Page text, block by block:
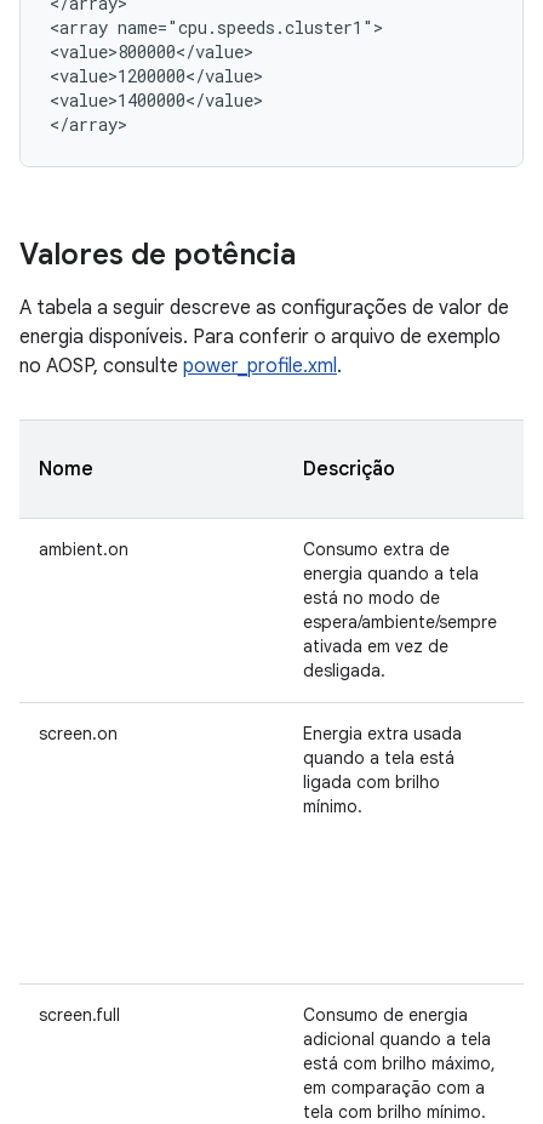
<array name="cpu.speeds.cluster1">
<value>800000</value>
<value>1200000</value>
<value>1400000</value>
Valores de potência
A tabela a seguir descreve as configurações de valor de
energia disponíveis. Para conferir o arquivo de exemplo
no AOSP, consulte power_profile.xml.
Nome Descrição
ambient.on
Consumo extra de
energia quando a tela
está no modo de
espera/ambiente/sempre
ativada em vez de
desligada.
screen.on
Energia extra usada
quando a tela está
ligada com brilho
mínimo.
screen.full
Consumo de energia
adicional quando a tela
está com brilho máximo,
em comparação com a
tela com brilho mínimo.